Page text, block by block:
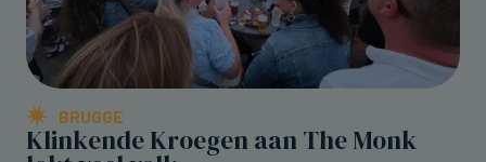
BRUGGE
Klinkende Kroegen aan The Monk